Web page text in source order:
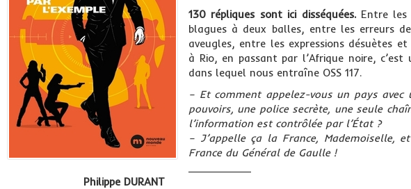
130 répliques sont ici disséquées.Entre les
blagues à deux balles, entre les erreurs
aveugles, entre les expressions désuètes
à Rio, en passant par l’Afrique noire,
dans lequel nous entraîne OSS 117.
– Et comment appelez-vous un pays
pouvoirs, une police secrète, une seule
l’information est contrôlée par l’État ?
– J’appelle ça la France, Mademoiselle,
France du Général de Gaulle !
Philippe DURANT